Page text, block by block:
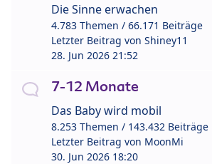
Die Sinne erwachen
4.783 Themen / 66.171 Beiträge
Letzter Beitrag von Shiney11
28. Jun 2026 21:52
7-12 Monate
Das Baby wird mobil
8.253 Themen / 143.432 Beiträge
Letzter Beitrag von MoonMi
30. Jun 2026 18:20